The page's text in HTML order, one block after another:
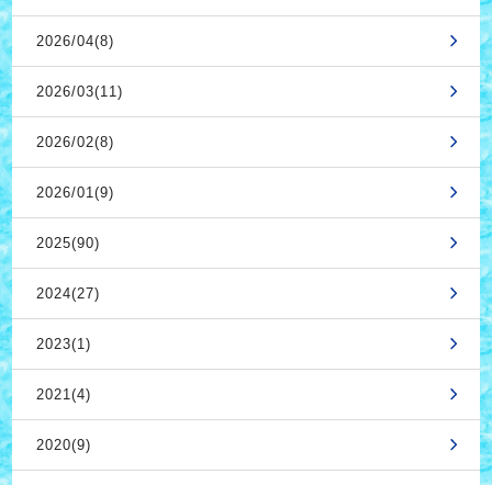
2026/04(8)
2026/03(11)
2026/02(8)
2026/01(9)
2025(90)
2024(27)
2023(1)
2021(4)
2020(9)